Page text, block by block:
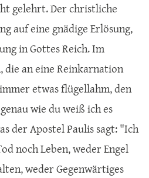
gelehrt. Der christliche
auf eine gnädige Erlösung,
in Gottes Reich. Im
die an eine Reinkarnation
etwas flügellahm, den
wie du weiß ich es
der Apostel Paulis sagt: "Ich
noch Leben, weder Engel
weder Gegenwärtiges